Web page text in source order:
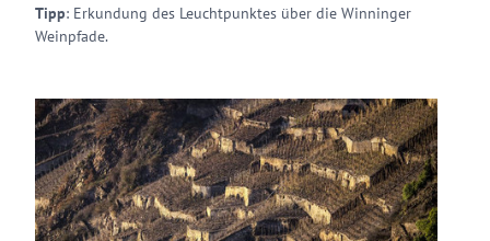
Tipp: Erkundung des Leuchtpunktes über die Winninger
Weinpfade.